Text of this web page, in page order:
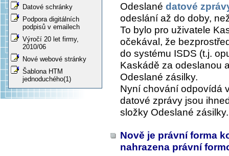
Datové schránky
Podpora digitálních
podpisů v emailech
Výročí 20 let firmy,
2010/06
Nové webové stránky
Šablona HTM
jednoduchého(1)
Odeslané datové
odeslání až do doby,
To bylo pro uživatele
očekával, že
do systému ISDS (t.j.
Kaskádě za odeslanou
Odeslané zásilky.
Nyní chování odpovídá
datové zprávy jsou
složky Odeslané zásilky.
Nově je právní forma
nahrazena právní